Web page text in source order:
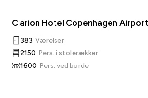
Clarion Hotel Copenhagen Airport
383 Værelser
2150 Pers. i stolerækker
1600 Pers. ved borde